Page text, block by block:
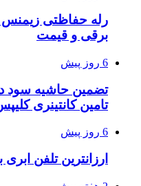
رله حفاظتی زیمنس
برقی و قیمت
6 روز پیش
تضمین حاشیه سود
تامین کانتینری
6 روز پیش
ارزانترین تلفن